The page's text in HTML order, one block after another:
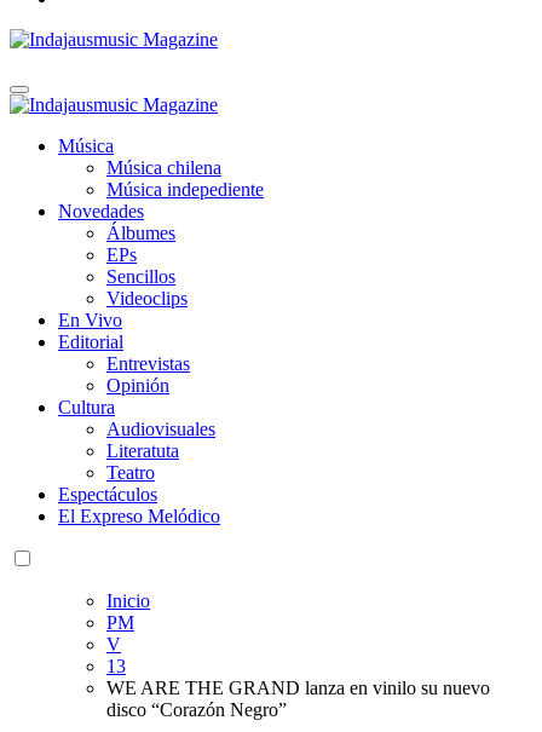
Música, Cultura y Espectáculos
Música
Música chilena
Música indepediente
Novedades
Álbumes
EPs
Sencillos
Videoclips
En Vivo
Editorial
Entrevistas
Opinión
Cultura
Audiovisuales
Literatuta
Teatro
Espectáculos
El Expreso Melódico
Inicio
PM
V
13
WE ARE THE GRAND lanza en vinilo su nuevo
disco “Corazón Negro”